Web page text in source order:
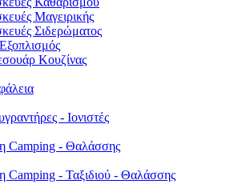
Μαγειρικής
Σιδερώματος
Κουζίνας
- Ιονιστές
Camping - Θαλάσσης
Camping - Ταξιδιού - Θαλάσσης